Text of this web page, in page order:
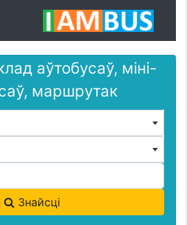
аўтобусаў, міні-
маршрутак
Знайсці